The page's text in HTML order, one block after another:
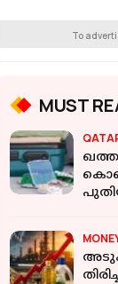
To
MUST